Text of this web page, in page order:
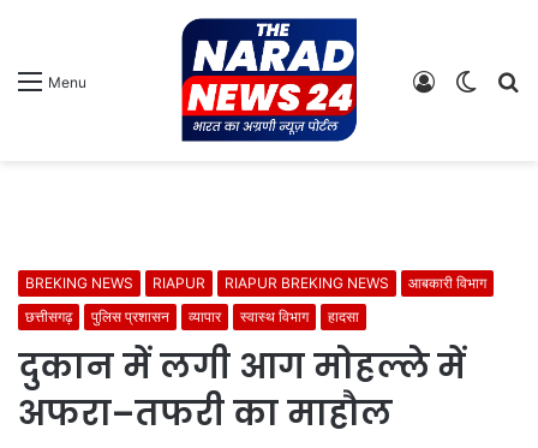
Menu
Switch
Log
BREKING NEWS RIAPUR RIAPUR BREKING NEWS
आबकारी विभाग
छत्तीसगढ़
पुलिस प्रशासन व्यापार स्वास्थ विभाग हादसा
दुकान में लगी आग मोहल्ले में
अफरा–तफरी का माहौल